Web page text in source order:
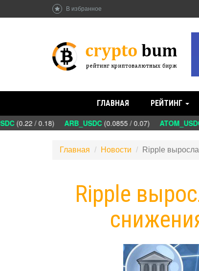
В избранное
ГЛАВНАЯ РЕЙТИНГ
(0.22 / 0.18) ARB_USDC(0.0855 / 0.07) ATOM_USDC
Главная Новости Ripple
Ripple